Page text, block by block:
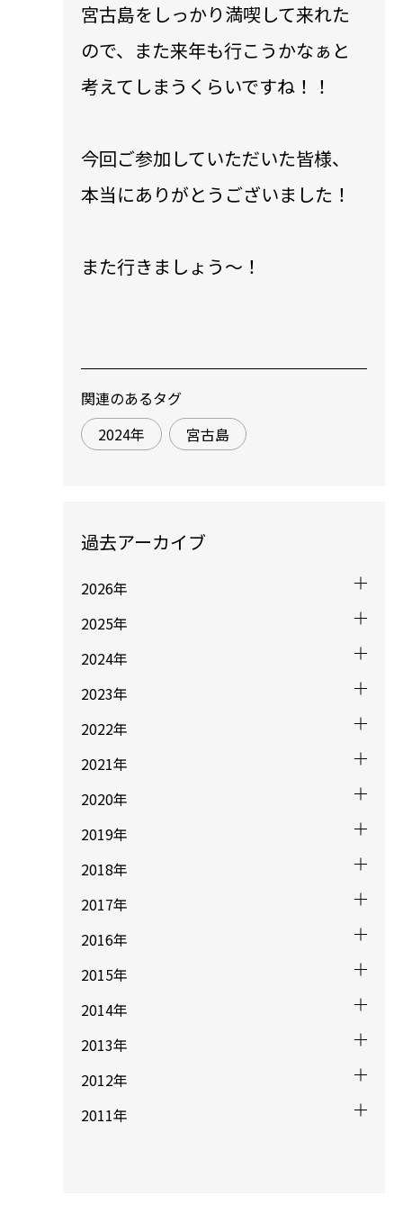
宮古島をしっかり満喫して来れた
ので、また来年も行こうかなぁと
考えてしまうくらいですね！！
今回ご参加していただいた皆様、
本当にありがとうございました！
また行きましょう〜！
関連のあるタグ
2024年
宮古島
過去アーカイブ
2026年
2025年
2024年
2023年
2022年
2021年
2020年
2019年
2018年
2017年
2016年
2015年
2014年
2013年
2012年
2011年